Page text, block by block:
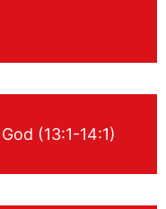
(13:1-14:1)